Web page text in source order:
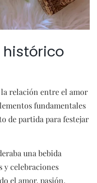
histórico
la relación entre el amor
fundamentales
de partida para festejar
una bebida
y celebraciones
el amor, pasión,